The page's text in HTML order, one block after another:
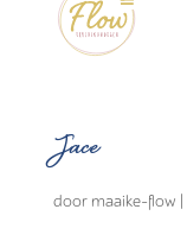
Jace
door maaike-flow |